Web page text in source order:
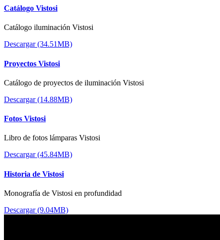
Catálogo Vistosi
Catálogo iluminación Vistosi
Descargar (34.51MB)
Proyectos Vistosi
Catálogo de proyectos de iluminación Vistosi
Descargar (14.88MB)
Fotos Vistosi
Libro de fotos lámparas Vistosi
Descargar (45.84MB)
Historia de Vistosi
Monografía de Vistosi en profundidad
Descargar (9.04MB)